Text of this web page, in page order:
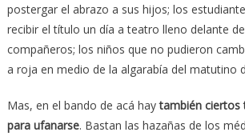
postergar el abrazo a sus hijos; los
recibir el título un día a teatro lleno delante
compañeros; los niños que no pudieron
a roja en medio de la algarabía del matutino
Mas, en el bando de acá haytambién ciertos
para ufanarse. Bastan las hazañas de los